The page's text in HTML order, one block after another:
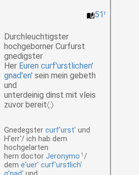
51 r
Durchleuchtigster
hochgeborner Curfurst
gnedigster
Her Euren curf'urstlichen'
gnad'en' sein mein gebeth
und
unterdeinig dinst mit vleis
zuvor bereit〈.〉
Gnedegster curf'urst' und
H'err'/ ich hab dem
hochgelarten
hern doctor Jeronymo 1 /
dem e'uer' curf'urstlich'